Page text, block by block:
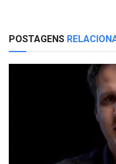
POSTAGENS